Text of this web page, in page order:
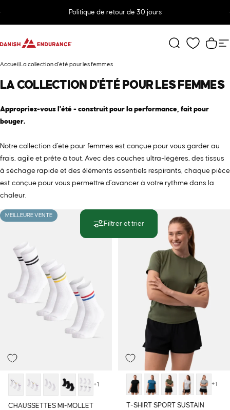
Politique de retour de 30 jours
DANISH ENDURANCE Rechercher
Accueil La collection d'été pour les femmes
LACOLLECTION D'ÉTÉ POUR LES FEMMES
Appropriez-vous l'été - construit pour la performance, fait pour
bouger.
Notre collection d'été pour femmes est conçue pour vous garder au
frais, agile et prête à tout. Avec des couches ultra-légères, des tissus
à séchage rapide et des éléments essentiels respirants, chaque pièce
est conçue pour vous permettre d'avancer à votre rythme dans la
chaleur.
Filtrer et trier
MEILLEURE VENTE
+1
CHAUSSETTES MI-MOLLET
+1
T-SHIRT SPORT SUSTAIN